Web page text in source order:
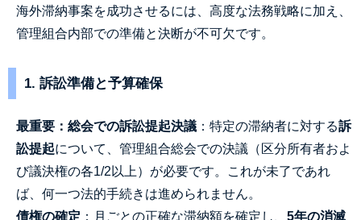
海外滞納事案を成功させるには、高度な法務戦略に加え、
管理組合内部での準備と決断が不可欠です。
1. 訴訟準備と予算確保
最重要：総会での訴訟提起決議 ：特定の滞納者に対する訴
訟提起について、管理組合総会での決議（区分所有者およ
び議決権の各1/2以上）が必要です。これが未了であれ
ば、何一つ法的手続きは進められません。
債権の確定 ：月ごとの正確な滞納額を確定し、 5年の消滅